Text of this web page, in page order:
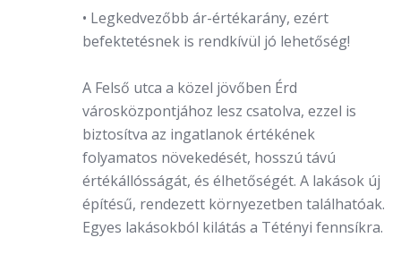
• Legkedvezőbb ár-értékarány, ezért
befektetésnek is rendkívül jó lehetőség!
A Felső utca a közel jövőben Érd
városközpontjához lesz csatolva, ezzel is
biztosítva az ingatlanok értékének
folyamatos növekedését, hosszú távú
értékállósságát, és élhetőségét. A lakások új
építésű, rendezett környezetben találhatóak.
Egyes lakásokból kilátás a Tétényi fennsíkra.